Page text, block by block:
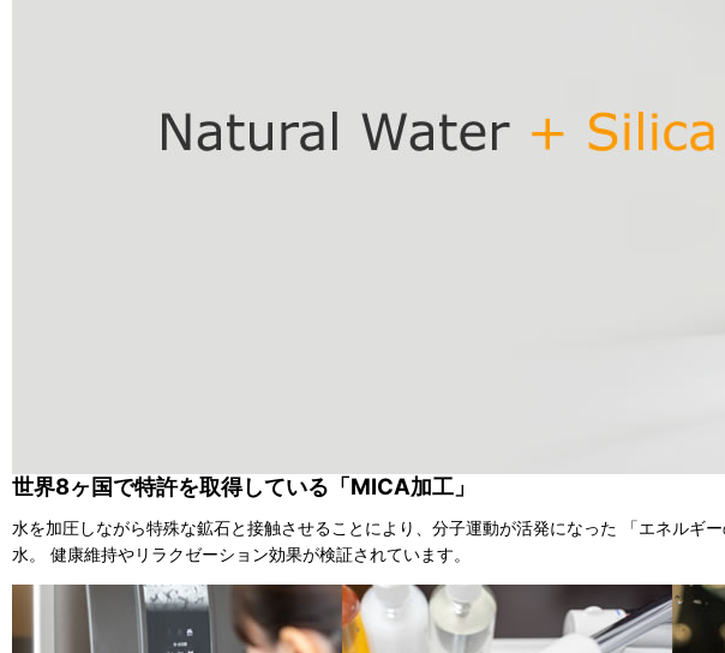
世界8ヶ国で特許を取得している「MICA加工」
水を加圧しながら特殊な鉱石と接触させることにより、分子運動が活発になった 「エネル
水。 健康維持やリラクゼーション効果が検証されています。